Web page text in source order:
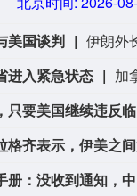
美国谈判
进入紧急状态
要美国继续违反
齐表示，伊美之
册：没收到通知，